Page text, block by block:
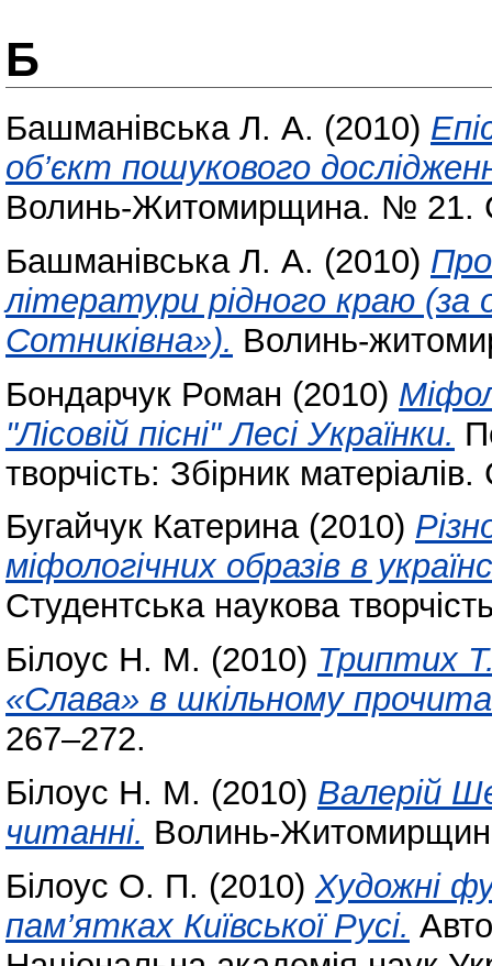
Б
Башманівська Л. А. (2010)
об’єкт пошукового
Волинь-Житомирщина. № 21.
Башманівська Л. А. (2010)
літератури рідного краю
Сотниківна»). Волинь-
Бондарчук Роман (2010)
"Лісовій пісні" Лесі Українки.
творчість: Збірник
Бугайчук Катерина(2010)
міфологічних образів в
Студентська наукова
Білоус Н. М. (2010) Триптих
«Слава» в шкільному
267–272.
Білоус Н. М. (2010) Валерій
читанні. Волинь-
Білоус О. П. (2010) Художні
пам’ятках Київської Русі.